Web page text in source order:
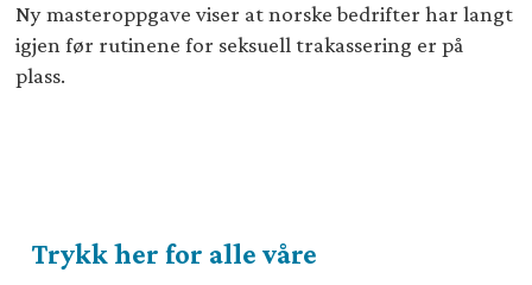
Ny masteroppgave viser at norske bedrifter har langt
igjen før rutinene for seksuell trakassering er på
plass.
Trykk her for alle våre